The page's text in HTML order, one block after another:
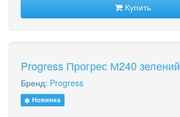
Купить
Progress Прогрес М240 зелений
Бренд: Progress
Новинка